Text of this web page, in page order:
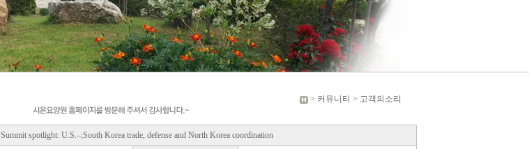
> 커뮤니티 > 고객의소리
Summit spotlight: U.S.–;South Korea trade, defense and North Korea coordination